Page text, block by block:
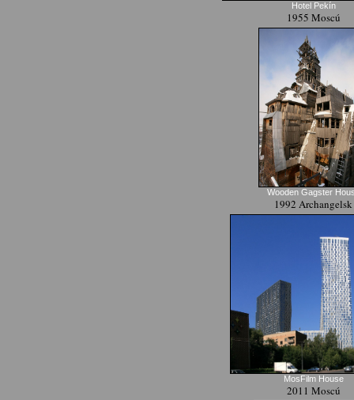
Hotel Pekín
1955 Moscú
Wooden Gagster
1992 Archangelsk
MosFilm House
2011 Moscú